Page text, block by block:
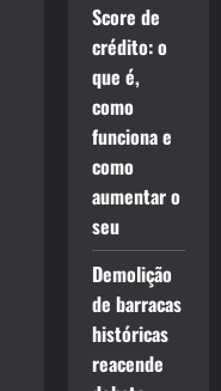
Score de
crédito: o
que é,
como
funciona e
como
aumentar o
seu
Demolição
de barracas
históricas
reacende